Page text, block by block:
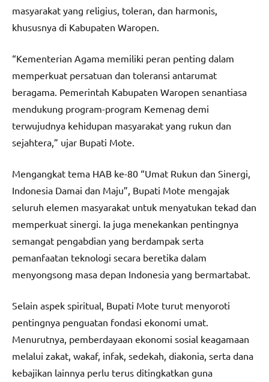
masyarakat yang religius, toleran, dan harmonis,
khususnya di Kabupaten Waropen.
“Kementerian Agama memiliki peran penting dalam
memperkuat persatuan dan toleransi antarumat
beragama. Pemerintah Kabupaten Waropen senantiasa
mendukung program-program Kemenag demi
terwujudnya kehidupan masyarakat yang rukun dan
sejahtera,” ujar Bupati Mote.
Mengangkat tema HAB ke-80 “Umat Rukun dan Sinergi,
Indonesia Damai dan Maju”, Bupati Mote mengajak
seluruh elemen masyarakat untuk menyatukan tekad dan
memperkuat sinergi. Ia juga menekankan pentingnya
semangat pengabdian yang berdampak serta
pemanfaatan teknologi secara beretika dalam
menyongsong masa depan Indonesia yang bermartabat.
Selain aspek spiritual, Bupati Mote turut menyoroti
pentingnya penguatan fondasi ekonomi umat.
Menurutnya, pemberdayaan ekonomi sosial keagamaan
melalui zakat, wakaf, infak, sedekah, diakonia, serta dana
kebajikan lainnya perlu terus ditingkatkan guna